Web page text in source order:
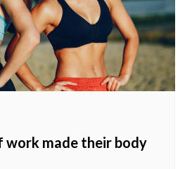
work made their body